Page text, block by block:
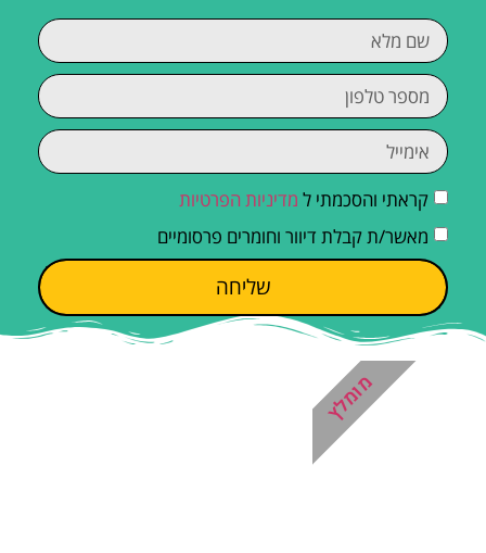
קראתי והסכמתי ל מדיניות הפרטיות
מאשר/ת קבלת דיוור וחומרים פרסומיים
שליחה
מומלץ